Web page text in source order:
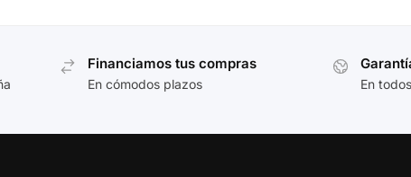
Financiamos tus compras
En cómodos plazos En